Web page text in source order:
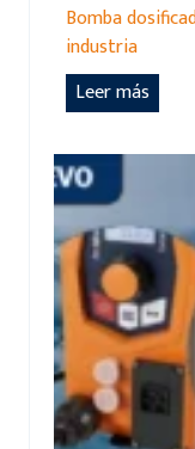
Bomba
industria
Leer más
o
m
d
o
s
i
f
i
c